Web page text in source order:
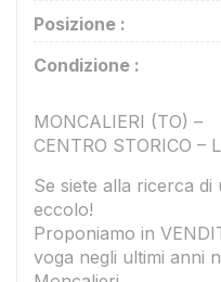
Posizione :
Condizione :
MONCALIERI (TO) –
CENTRO STORICO –
Se siete alla ricerca
eccolo!
Proponiamo in
voga negli ultimi anni